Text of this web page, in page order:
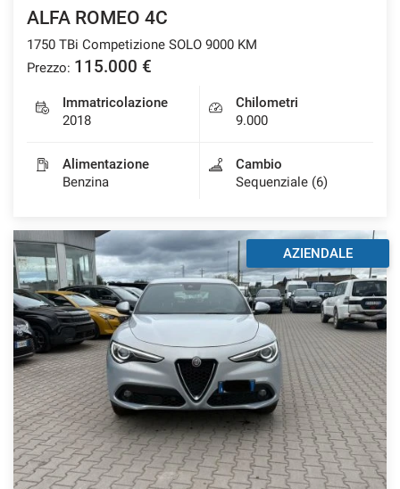
ALFA ROMEO 4C
1750 TBi Competizione SOLO 9000 KM
Prezzo: 115.000 €
Immatricolazione
2018
Chilometri
9.000
Alimentazione
Benzina
Cambio
Sequenziale (6)
AZIENDALE